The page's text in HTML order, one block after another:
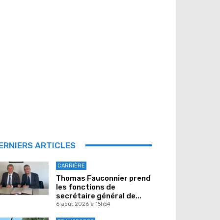
ARTICLES
CARRIÈRE
Thomas Fauconnier prend
les fonctions de
secrétaire général de...
6 août 2026 à 15h54